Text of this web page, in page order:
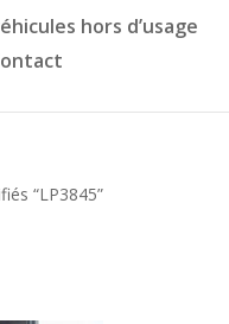
hors d’usage
“LP3845”